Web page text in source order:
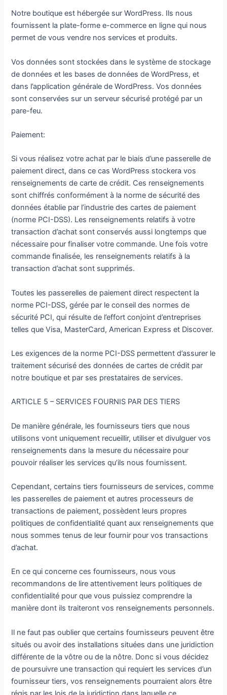
Notre boutique est hébergée sur WordPress. Ils nous
fournissent la plate-forme e-commerce en ligne qui nous
permet de vous vendre nos services et produits.
Vos données sont stockées dans le système de stockage
de données et les bases de données de WordPress, et
dans l’application générale de WordPress. Vos données
sont conservées sur un serveur sécurisé protégé par un
pare-feu.
Paiement:
Si vous réalisez votre achat par le biais d’une passerelle de
paiement direct, dans ce cas WordPress stockera vos
renseignements de carte de crédit. Ces renseignements
sont chiffrés conformément à la norme de sécurité des
données établie par l’industrie des cartes de paiement
(norme PCI-DSS). Les renseignements relatifs à votre
transaction d’achat sont conservés aussi longtemps que
nécessaire pour finaliser votre commande. Une fois votre
commande finalisée, les renseignements relatifs à la
transaction d’achat sont supprimés.
Toutes les passerelles de paiement direct respectent la
norme PCI-DSS, gérée par le conseil des normes de
sécurité PCI, qui résulte de l’effort conjoint d’entreprises
telles que Visa, MasterCard, American Express et Discover.
Les exigences de la norme PCI-DSS permettent d’assurer le
traitement sécurisé des données de cartes de crédit par
notre boutique et par ses prestataires de services.
ARTICLE 5 – SERVICES FOURNIS PAR DES TIERS
De manière générale, les fournisseurs tiers que nous
utilisons vont uniquement recueillir, utiliser et divulguer vos
renseignements dans la mesure du nécessaire pour
pouvoir réaliser les services qu’ils nous fournissent.
Cependant, certains tiers fournisseurs de services, comme
les passerelles de paiement et autres processeurs de
transactions de paiement, possèdent leurs propres
politiques de confidentialité quant aux renseignements que
nous sommes tenus de leur fournir pour vos transactions
d’achat.
En ce qui concerne ces fournisseurs, nous vous
recommandons de lire attentivement leurs politiques de
confidentialité pour que vous puissiez comprendre la
manière dont ils traiteront vos renseignements personnels.
Il ne faut pas oublier que certains fournisseurs peuvent être
situés ou avoir des installations situées dans une juridiction
différente de la vôtre ou de la nôtre. Donc si vous décidez
de poursuivre une transaction qui requiert les services d’un
fournisseur tiers, vos renseignements pourraient alors être